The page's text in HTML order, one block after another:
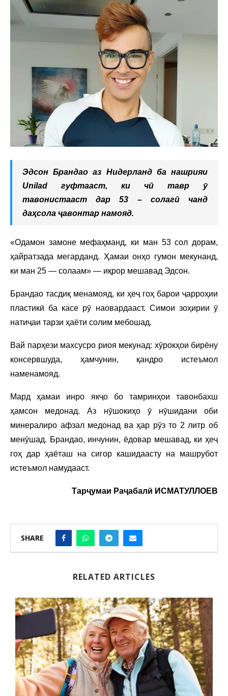
Эдсон Брандао аз Нидерланд ба нашрияи
Unilad гуфтааст, ки чӣ тавр ӯ
тавонистааст дар 53 – солагӣ чанд
даҳсола ҷавонтар намояд.
«Одамон замоне мефаҳманд, ки ман 53 сол дорам,
ҳайратзада мегарданд. Ҳамаи онҳо гумон мекунанд,
ки ман 25 — солаам» — иқрор мешавад Эдсон.
Брандао тасдиқ менамояд, ки ҳеҷ гоҳ барои ҷарроҳии
пластикӣ ба касе рӯ наовардааст. Симои зоҳирии ӯ
натиҷаи тарзи ҳаёти солим мебошад.
Вай парҳези махсусро риоя мекунад: хӯрокҳои бирёну
консервшуда, ҳамчунин, қандро истеъмол
наменамояд.
Мард ҳамаи инро якҷо бо тамринҳои тавонбахш
ҳамсон медонад. Аз нӯшокиҳо ӯ нӯшидани оби
минералиро афзал медонад ва ҳар рӯз то 2 литр об
менӯшад. Брандао, инчунин, ёдовар мешавад, ки ҳеҷ
гоҳ дар ҳаёташ на сигор кашидаасту на машрубот
истеъмол намудааст.
Тарҷумаи Раҷабалӣ ИСМАТУЛЛОЕВ
SHARE
RELATED ARTICLES